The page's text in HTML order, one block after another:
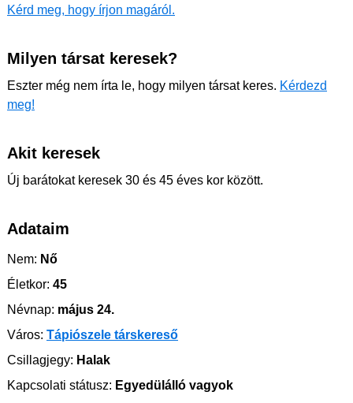
Kérd meg, hogy írjon magáról.
Milyen társat keresek?
Eszter még nem írta le, hogy milyen társat keres. Kérdezd
meg!
Akit keresek
Új barátokat keresek 30 és 45 éves kor között.
Adataim
Nem: Nő
Életkor: 45
Névnap: május 24.
Város: Tápiószele társkereső
Csillagjegy: Halak
Kapcsolati státusz: Egyedülálló vagyok